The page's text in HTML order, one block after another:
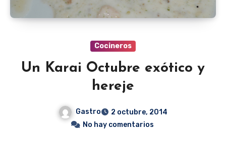
Cocineros
Un Karai Octubre exótico y
hereje
Gastro
2 octubre, 2014
No hay comentarios